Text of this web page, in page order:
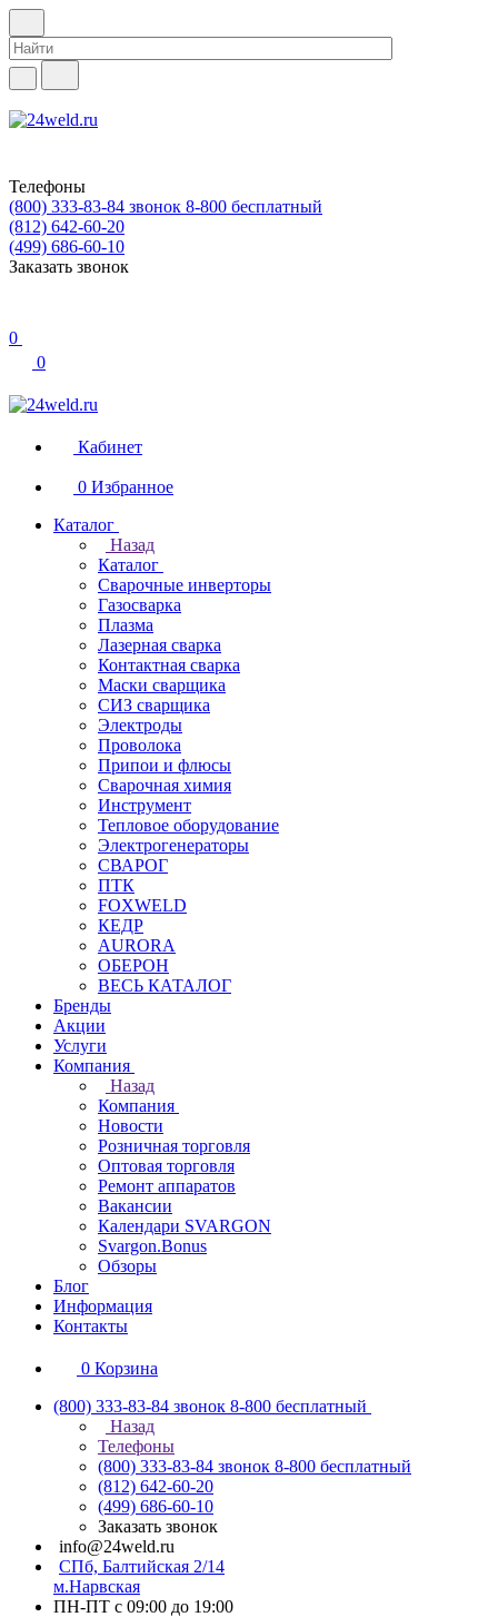
Телефоны
(800) 333-83-84 звонок 8-800 бесплатный
(812) 642-60-20
(499) 686-60-10
Заказать звонок
0
0
Кабинет
0 Избранное
Каталог
Назад
Каталог
Сварочные инверторы
Газосварка
Плазма
Лазерная сварка
Контактная сварка
Маски сварщика
СИЗ сварщика
Электроды
Проволока
Припои и флюсы
Сварочная химия
Инструмент
Тепловое оборудование
Электрогенераторы
СВАРОГ
ПТК
FOXWELD
КЕДР
AURORA
ОБЕРОН
ВЕСЬ КАТАЛОГ
Бренды
Акции
Услуги
Компания
Назад
Компания
Новости
Розничная торговля
Оптовая торговля
Ремонт аппаратов
Вакансии
Календари SVARGON
Svargon.Bonus
Обзоры
Блог
Информация
Контакты
0 Корзина
(800) 333-83-84 звонок 8-800 бесплатный
Назад
Телефоны
(800) 333-83-84 звонок 8-800 бесплатный
(812) 642-60-20
(499) 686-60-10
Заказать звонок
info@24weld.ru
СПб, Балтийская 2/14
м.Нарвская
ПН-ПТ с 09:00 до 19:00